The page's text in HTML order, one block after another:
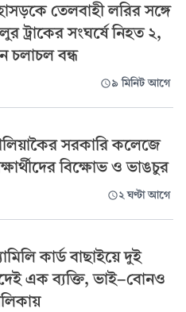
তেলবাহী লরির সঙ্গে
ট্রাকের সংঘর্ষে নিহত ২,
চলাচল বন্ধ
৯ মিনিট আগে
সরকারি কলেজে
বিক্ষোভ ও ভাঙচুর
২ ঘণ্টা আগে
কার্ড বাছাইয়ে দুই
এক ব্যক্তি, ভাই-বোনও